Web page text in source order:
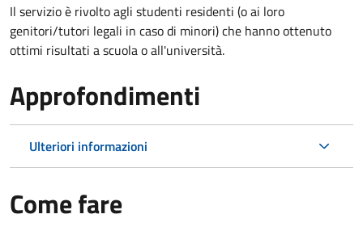
Il servizio è rivolto agli studenti residenti (o ai loro
genitori/tutori legali in caso di minori) che hanno ottenuto
ottimi risultati a scuola o all'università.
Approfondimenti
Ulteriori informazioni
Come fare